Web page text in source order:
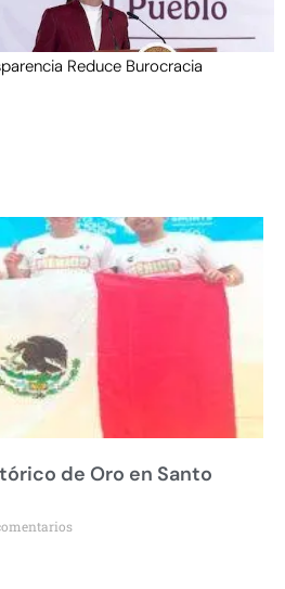
Reduce Burocracia
de Oro en Santo